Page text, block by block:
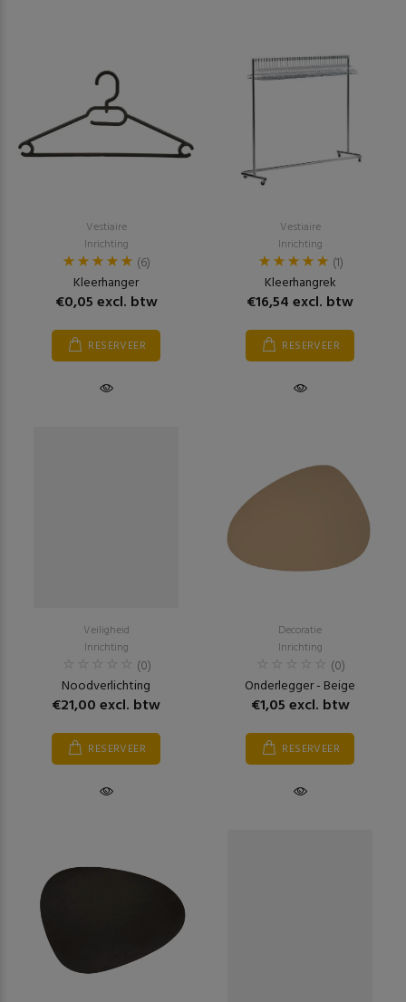
Vestiaire
Inrichting
(6)
Kleerhanger
€0,05 excl. btw
RESERVEER
Vestiaire
Inrichting
(1)
Kleerhangrek
€16,54 excl. btw
RESERVEER
Veiligheid
Inrichting
(0)
Noodverlichting
€21,00 excl. btw
RESERVEER
Decoratie
Inrichting
(0)
Onderlegger - Beige
€1,05 excl. btw
RESERVEER